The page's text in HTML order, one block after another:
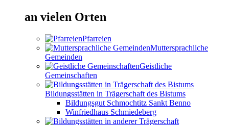
an vielen Orten
Pfarreien
Muttersprachliche
Gemeinden
Geistliche
Gemeinschaften
Bildungsstätten in Trägerschaft des Bistums
Bildungsgut Schmochtitz Sankt Benno
Winfriedhaus Schmiedeberg